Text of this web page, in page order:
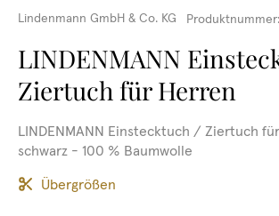
Lindenmann GmbH & Co. KG Produktnummer:
LINDENMANN
Ziertuch für Herren
LINDENMANN Einstecktuch / Ziertuch
schwarz - 100 % Baumwolle
Übergrößen